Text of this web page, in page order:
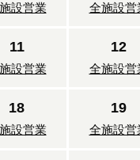
設営業 全施設営
11
設営業
12
全施設営
18
設営業
19
全施設営